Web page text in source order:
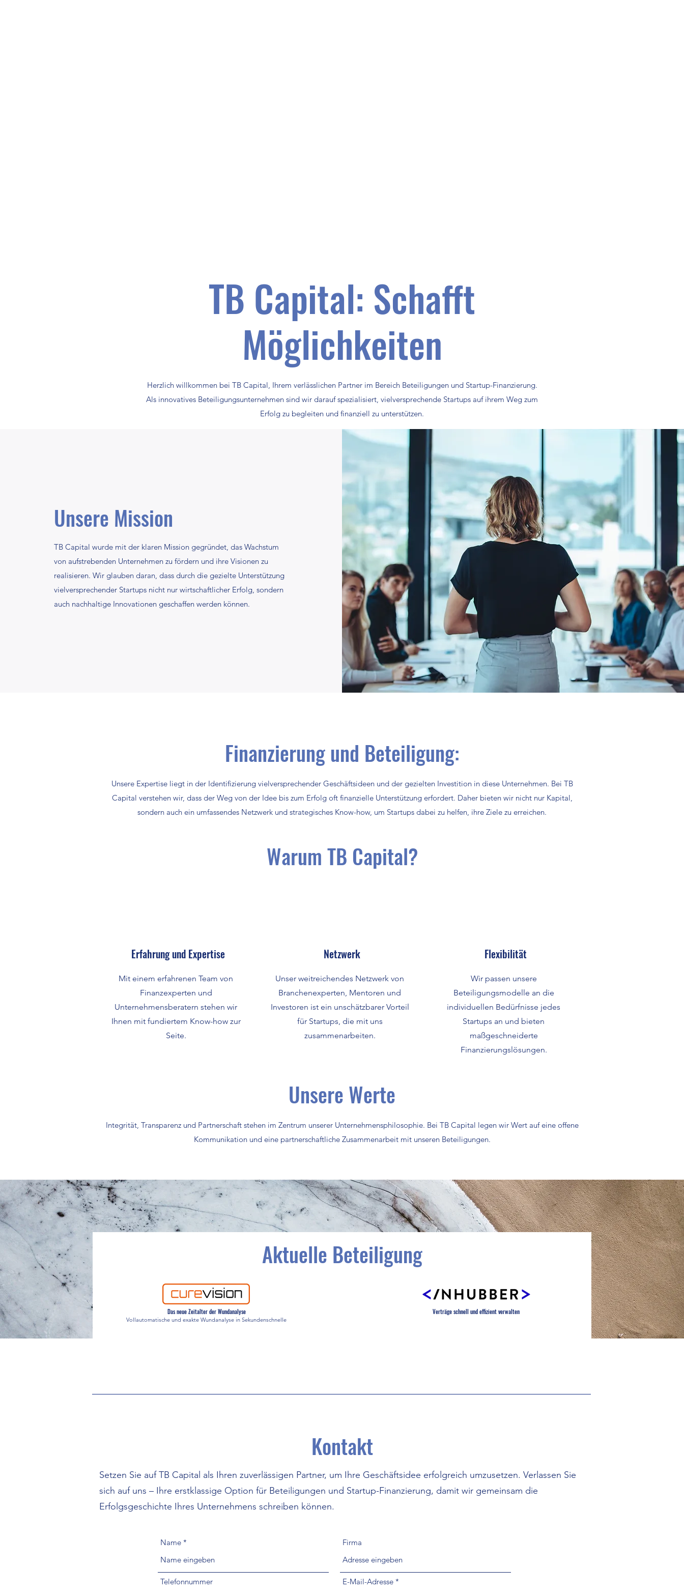
TB Capital: Schafft
Möglichkeiten
Herzlich willkommen bei TB Capital, Ihrem verlässlichen Partner im Bereich Beteiligungen und Startup-Finanzierung.
Als innovatives Beteiligungsunternehmen sind wir darauf spezialisiert, vielversprechende Startups auf ihrem Weg zum
Erfolg zu begleiten und finanziell zu unterstützen.
Unsere Mission
TB Capital wurde mit der klaren Mission gegründet, das Wachstum
von aufstrebenden Unternehmen zu fördern und ihre Visionen zu
realisieren. Wir glauben daran, dass durch die gezielte Unterstützung
vielversprechender Startups nicht nur wirtschaftlicher Erfolg, sondern
auch nachhaltige Innovationen geschaffen werden können.
Finanzierung und Beteiligung:
Unsere Expertise liegt in der Identifizierung vielversprechender Geschäftsideen und der gezielten Investition in diese Unternehmen. Bei TB
Capital verstehen wir, dass der Weg von der Idee bis zum Erfolg oft finanzielle Unterstützung erfordert. Daher bieten wir nicht nur Kapital,
sondern auch ein umfassendes Netzwerk und strategisches Know-how, um Startups dabei zu helfen, ihre Ziele zu erreichen.
Warum TB Capital?
Erfahrung und Expertise
Mit einem erfahrenen Team von
Finanzexperten und
Unternehmensberatern stehen wir
Ihnen mit fundiertem Know-how zur
Seite.
Netzwerk
Unser weitreichendes Netzwerk von
Branchenexperten, Mentoren und
Investoren ist ein unschätzbarer Vorteil
für Startups, die mit uns
zusammenarbeiten.
Flexibilität
Wir passen unsere
Beteiligungsmodelle an die
individuellen Bedürfnisse jedes
Startups an und bieten
maßgeschneiderte
Finanzierungslösungen.
Unsere Werte
Integrität, Transparenz und Partnerschaft stehen im Zentrum unserer Unternehmensphilosophie. Bei TB Capital legen wir Wert auf eine offene
Kommunikation und eine partnerschaftliche Zusammenarbeit mit unseren Beteiligungen.
Aktuelle Beteiligung
Das neue Zeitalter der Wundanalyse
Vollautomatische und exakte Wundanalyse in Sekundenschnelle
Verträge schnell und effizient verwalten
Kontakt
Setzen Sie auf TB Capital als Ihren zuverlässigen Partner, um Ihre Geschäftsidee erfolgreich umzusetzen. Verlassen Sie
sich auf uns – Ihre erstklassige Option für Beteiligungen und Startup-Finanzierung, damit wir gemeinsam die
Erfolgsgeschichte Ihres Unternehmens schreiben können.
Name
Telefonnummer
Firma
E-Mail-Adresse